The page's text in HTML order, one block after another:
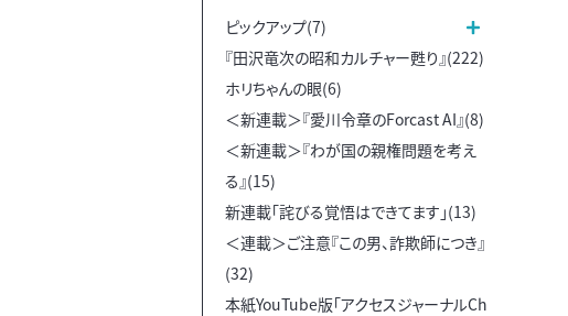
ピックアップ(7)
『田沢竜次の昭和カルチャー甦り』(222)
ホリちゃんの眼(6)
＜新連載＞『愛川令章のForcast AI』(8)
＜新連載＞『わが国の親権問題を考え
る』(15)
新連載「詫びる覚悟はできてます」(13)
＜連載＞ご注意『この男、詐欺師につき』
(32)
本紙YouTube版「アクセスジャーナルCh